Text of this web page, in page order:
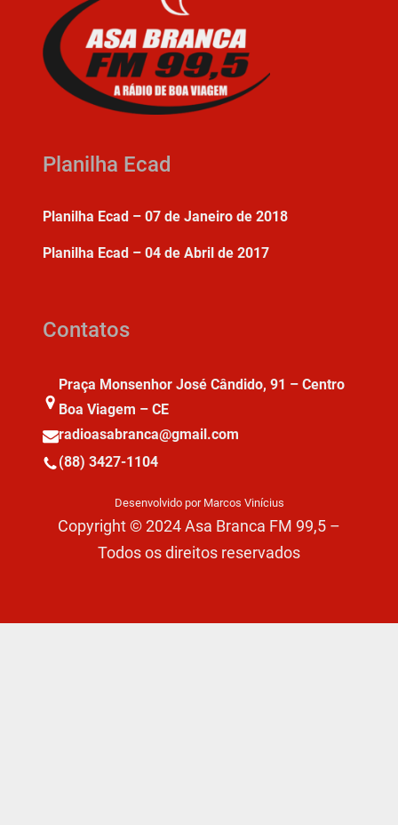
Planilha Ecad
Planilha Ecad – 07 de Janeiro de 2018
Planilha Ecad – 04 de Abril de 2017
Contatos
Praça Monsenhor José Cândido, 91 – Centro
Boa Viagem – CE
radioasabranca@gmail.com
(88) 3427-1104
Desenvolvido por Marcos Vinícius
Copyright © 2024 Asa Branca FM 99,5 –
Todos os direitos reservados